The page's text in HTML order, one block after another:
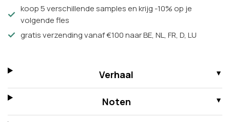
koop 5 verschillende samples en krijg -10% op je
volgende fles
gratis verzending vanaf €100 naar BE, NL, FR, D, LU
Verhaal
Noten